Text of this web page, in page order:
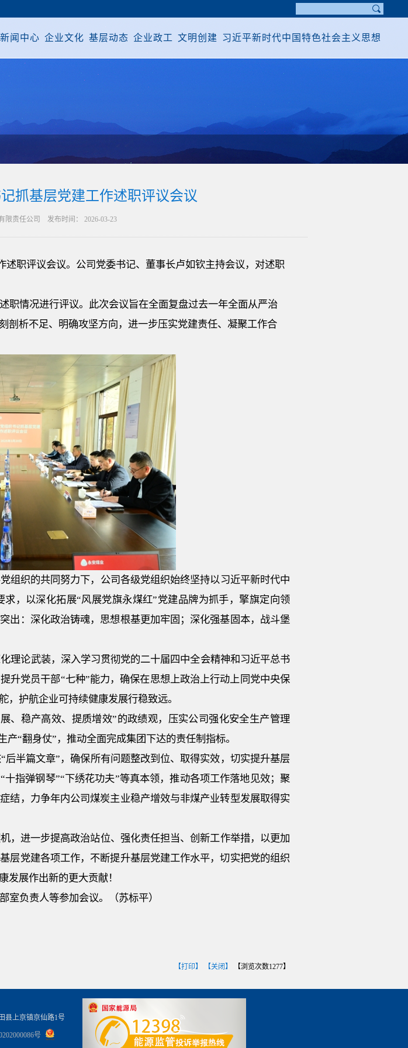
新闻中心 企业文化 基层动态 企业政工 文明创建 习近平新时代中国特色社会主义思想
抓基层党建工作述职评议会议
限责任公司 发布时间： 2026-03-23
职评议会议。公司党委书记、董事长卢如钦主持会议，对述职
职情况进行评议。此次会议旨在全面复盘过去一年全面从严治
剖析不足、明确攻坚方向，进一步压实党建责任、凝聚工作合
组织的共同努力下，公司各级党组织始终坚持以习近平新时代中
求，以深化拓展“风展党旗永煤红”党建品牌为抓手，擎旗定向领
出：深化政治铸魂，思想根基更加牢固；深化强基固本，战斗堡
理论武装，深入学习贯彻党的二十届四中全会精神和习近平总书
升党员干部“七种”能力，确保在思想上政治上行动上同党中央保
，护航企业可持续健康发展行稳致远。
、稳产高效、提质增效”的政绩观，压实公司强化安全生产管理
“翻身仗”，推动全面完成集团下达的责任制指标。
“后半篇文章”，确保所有问题整改到位、取得实效，切实提升基层
指弹钢琴”“下绣花功夫”等真本领，推动各项工作落地见效；聚
结，力争年内公司煤炭主业稳产增效与非煤产业转型发展取得实
，进一步提高政治站位、强化责任担当、创新工作举措，以更加
层党建各项工作，不断提升基层党建工作水平，切实把党的组织
发展作出新的更大贡献！
室负责人等参加会议。
（苏标平）
【打印】 【关闭】 【浏览次数1277】
县上京镇京仙路1号
号